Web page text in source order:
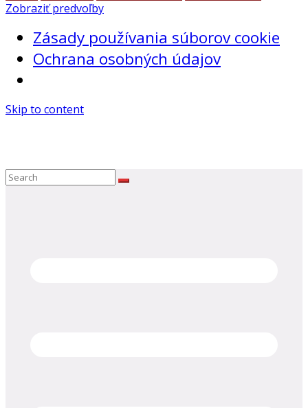
Zobraziť predvoľby
Zásady používania súborov cookie
Ochrana osobných údajov
Skip to content